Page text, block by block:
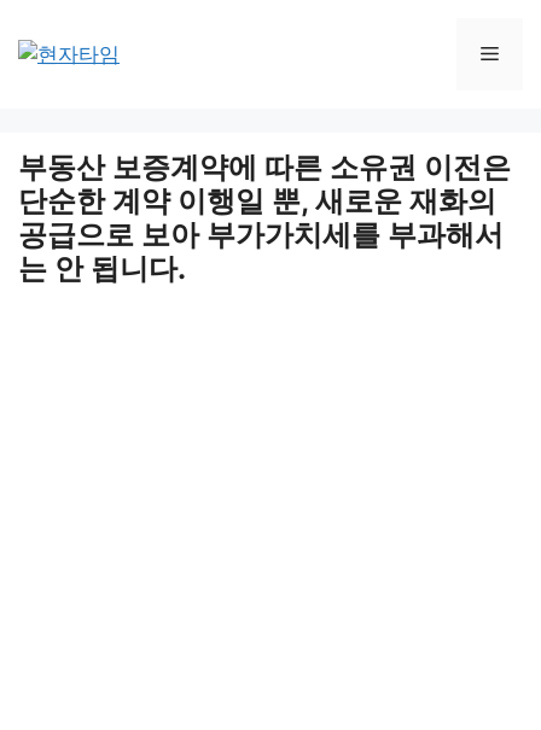
부동산 보증계약에 따른 소유권 이전은
단순한 계약 이행일 뿐, 새로운 재화의
공급으로 보아 부가가치세를 부과해서
는 안 됩니다.